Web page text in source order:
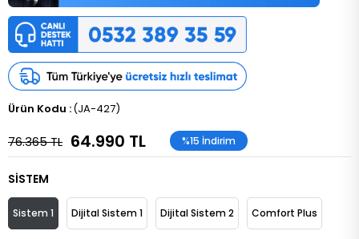
(JA-427)
76.365 TL 64.990 TL %15 İndirim
SİSTEM
Sistem 1 Dijital Sistem 1 Dijital Sistem 2 Comfort Plus